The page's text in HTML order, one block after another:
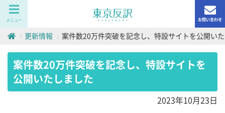
メニュー お問い合わせ
更新情報 案件数20万件突破を記念し、特設サイトを公開い
案件数20万件突破を記念し、特設サイトを
公開いたしました
2023年10月23日